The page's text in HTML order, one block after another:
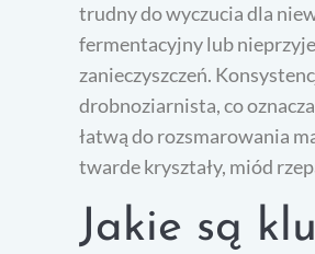
trudny do wyczucia dla
fermentacyjny lub
zanieczyszczeń.
drobnoziarnista, co
łatwą do rozsmarowania
twarde kryształy, miód
Jakie są